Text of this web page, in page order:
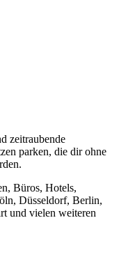
zeitraubende
parken, die dir ohne
Büros, Hotels,
Düsseldorf, Berlin,
und vielen weiteren